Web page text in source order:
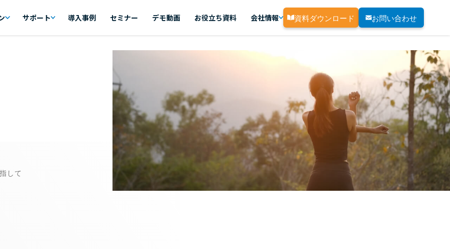
サポート 導入事例 セミナー デモ動画 お役立ち資料 会社情報 資料ダウンロード お問い合わせ
して